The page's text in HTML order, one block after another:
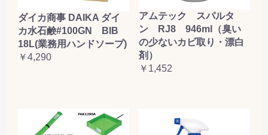
ダイカ商事 DAIKA ダイ
カ水石鹸#100GN BIB
18L(業務用ハンドソープ)
￥4,290
アムテック スパルタ
ン RJ8 946ml（臭い
の少ないカビ取り・漂白
剤）
￥1,452